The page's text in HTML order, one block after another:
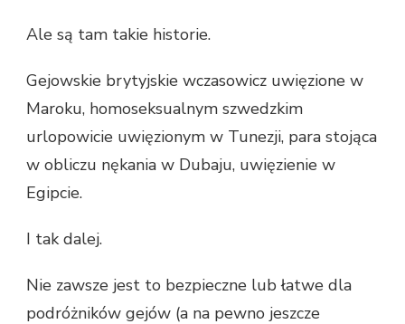
Ale są tam takie historie.
Gejowskie brytyjskie wczasowicz uwięzione w
Maroku, homoseksualnym szwedzkim
urlopowicie uwięzionym w Tunezji, para stojąca
w obliczu nękania w Dubaju, uwięzienie w
Egipcie.
I tak dalej.
Nie zawsze jest to bezpieczne lub łatwe dla
podróżników gejów (a na pewno jeszcze